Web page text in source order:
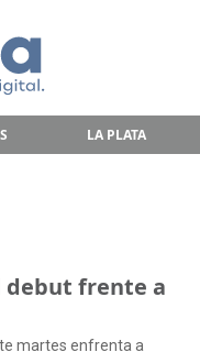
LA PLATA
debut frente a
martes enfrenta a